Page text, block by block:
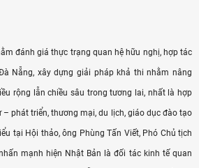
đánh giá thực trạng quan hệ hữu nghị, hợp tác
Nẵng, xây dựng giải pháp khả thi nhằm nâng
rộng lẫn chiều sâu trong tương lai, nhất là hợp
phát triển, thương mại, du lịch, giáo dục đào tạo
tại Hội thảo, ông Phùng Tấn Viết, Phó Chủ tịch
mạnh hiện Nhật Bản là đối tác kinh tế quan